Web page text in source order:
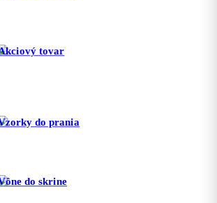
tovar
do prania
do skrine